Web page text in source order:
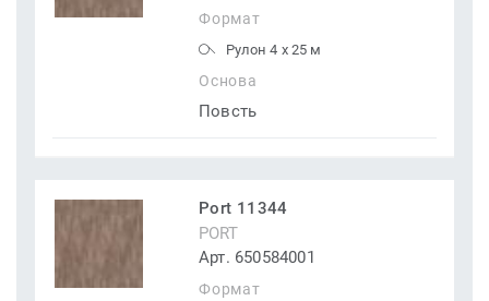
Формат
Рулон 4 x 25 м
Основа
Повсть
Port 11344
PORT
Арт. 650584001
Формат